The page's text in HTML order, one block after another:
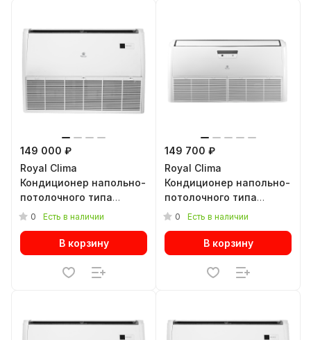
149 000 ₽
Royal Clima
Кондиционер напольно-
потолочного типа
COMPETENZA 2023 CO-F
0 Есть в наличии
В корзину
149 700 ₽
Royal Clima
Кондиционер напольно-
потолочного типа
ESPERTO NEW ES-F
0 Есть в наличии
В корзину